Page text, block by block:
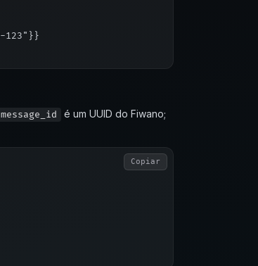
123"}}
message_id
é um UUID do Fiwano;
Copiar